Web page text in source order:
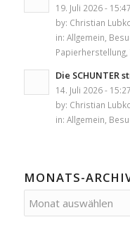
19. Juli 2026 - 15:47
by: Christian
in: Allgemein
Papierherstellung,
Die SCHUNTER
14. Juli 2026 - 15:27
by: Christian
in: Allgemein
MONATS-